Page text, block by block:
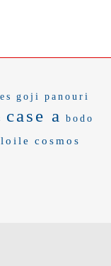
goji panouri
case a bodo
cosmos